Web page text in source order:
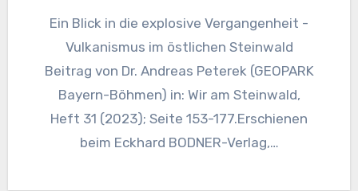
Ein Blick in die explosive Vergangenheit -
Vulkanismus im östlichen Steinwald
Beitrag von Dr. Andreas Peterek (GEOPARK
Bayern-Böhmen) in: Wir am Steinwald,
Heft 31 (2023); Seite 153-177.Erschienen
beim Eckhard BODNER-Verlag,…